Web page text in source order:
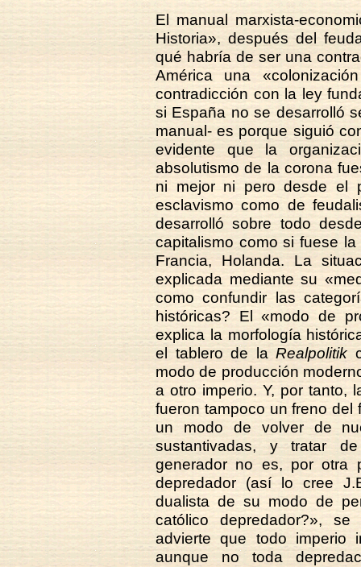
El manual marxista-
Historia», después del
qué habría de ser una
América una
contradicción con la ley
si España no se desarrolló
manual- es porque siguió
evidente que la
absolutismo de la corona
ni mejor ni pero desde el
esclavismo como de
desarrolló sobre todo
capitalismo como si fuese
Francia, Holanda. La
explicada mediante su
como confundir las
históricas? El «modo de
explica la morfología
el tablero de la Realpolitik
modo de producción
a otro imperio. Y, por tanto,
fueron tampoco un freno del
un modo de volver de
sustantivadas, y tratar
generador no es, por otra
depredador (así lo cree
dualista de su modo de
católico depredador?»,
advierte que todo imperio
aunque no toda